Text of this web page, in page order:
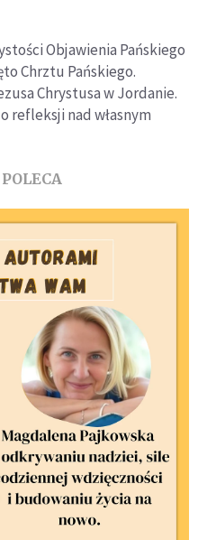
Objawienia Pańskiego
Chrztu Pańskiego.
Chrystusa w Jordanie.
refleksji nad własnym